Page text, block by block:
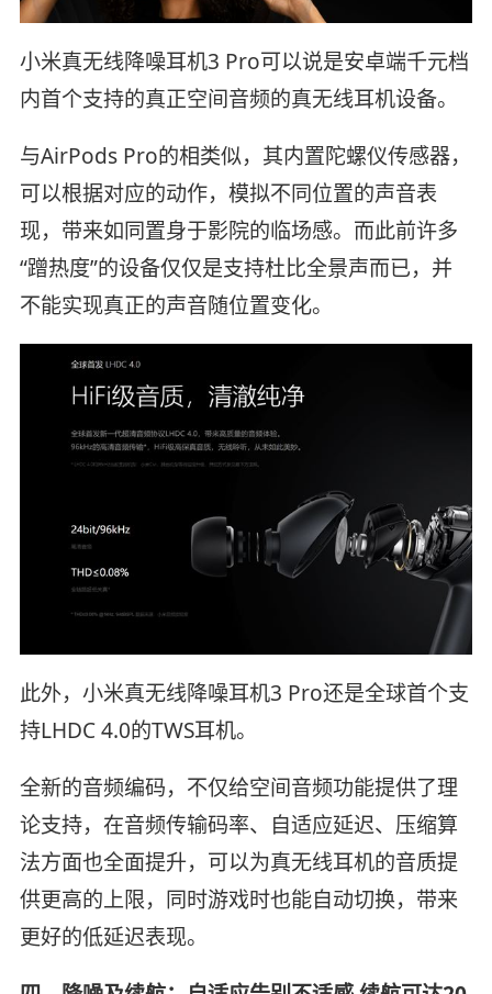
小米真无线降噪耳机3 Pro可以说是安卓端千元档
内首个支持的真正空间音频的真无线耳机设备。
与AirPods Pro的相类似，其内置陀螺仪传感器，
可以根据对应的动作，模拟不同位置的声音表
现，带来如同置身于影院的临场感。而此前许多
“蹭热度”的设备仅仅是支持杜比全景声而已，并
不能实现真正的声音随位置变化。
此外，小米真无线降噪耳机3 Pro还是全球首个支
持LHDC 4.0的TWS耳机。
全新的音频编码，不仅给空间音频功能提供了理
论支持，在音频传输码率、自适应延迟、压缩算
法方面也全面提升，可以为真无线耳机的音质提
供更高的上限，同时游戏时也能自动切换，带来
更好的低延迟表现。